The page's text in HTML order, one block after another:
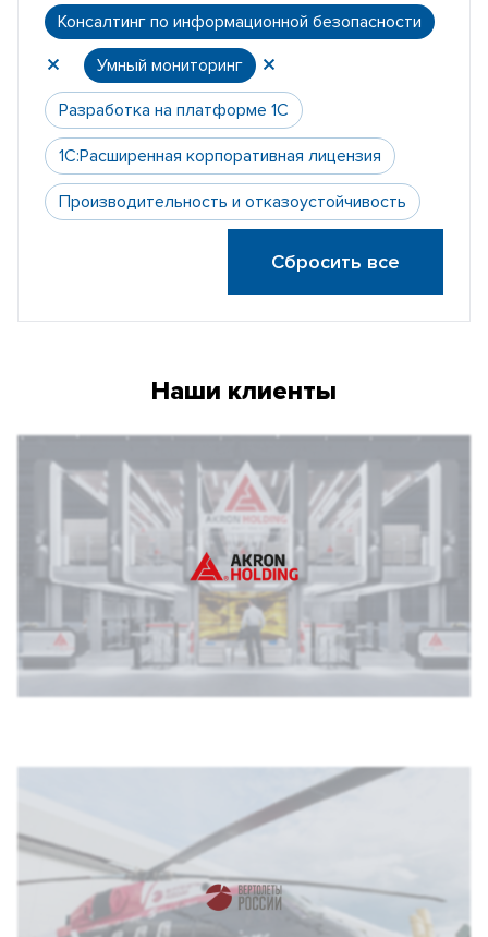
Консалтинг по информационной безопасности
Умный мониторинг
Разработка на платформе 1С
1С:Расширенная корпоративная лицензия
Производительность и отказоустойчивость
Сбросить все
Наши клиенты